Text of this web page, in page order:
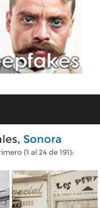
Sonora
(1 al 24 de 191):